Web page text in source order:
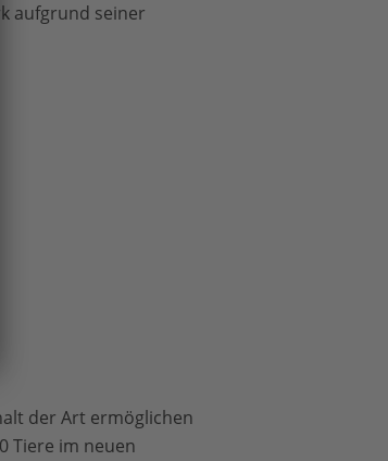
aufgrund seiner
der Art ermöglichen
Tiere im neuen